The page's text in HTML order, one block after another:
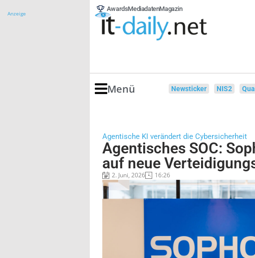
Anzeige
AwardsMediadatenMagazin
Menü Newsticker NIS2
Agentische KI verändert die Cybersicherheit
Agentisches SOC:
auf neue
2. Juni, 2026 16:26